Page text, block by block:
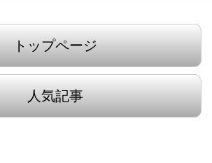
トップページ
人気記事